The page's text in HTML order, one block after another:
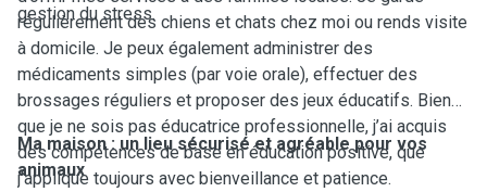
gestion du stress.
régulièrement des chiens et chats chez moi ou rends visite
à domicile. Je peux également administrer des
médicaments simples (par voie orale), effectuer des
brossages réguliers et proposer des jeux éducatifs. Bien
que je ne sois pas éducatrice professionnelle, j’ai acquis
des compétences de base en éducation positive, que
j’applique toujours avec bienveillance et patience.
Ma maison : un lieu sécurisé et agréable pour vos
animaux